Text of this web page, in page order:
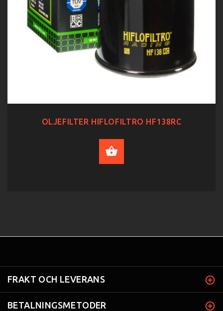
OLJEFILTER HIFLOFILTRO HF138RC
FRAKT OCH LEVERANS
BETALNINGSMETODER